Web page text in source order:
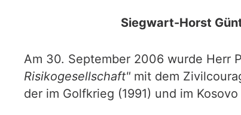
Siegwart-Horst
Am 30. September 2006 wurde Herr
Risikogesellschaft" mit dem
der im Golfkrieg (1991) und im